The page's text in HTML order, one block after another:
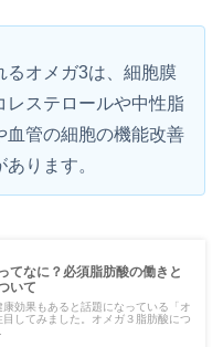
るオメガ3は、細胞膜
レステロールや中性脂
血管の細胞の機能改善
ります。
てなに？必須脂肪酸の働きと
いて
効果もあると話題になっている「オ
目してみました。オメガ３脂肪酸につ